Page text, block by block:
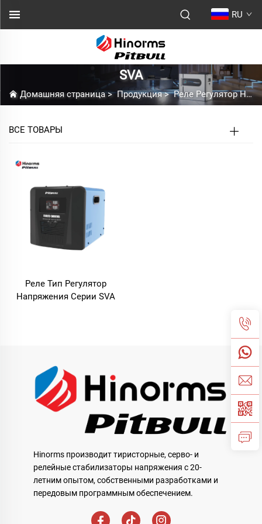
RU
SVA
Домашняя страница>Продукция>Реле Регулятор Напряжения
ВСЕ ТОВАРЫ
Реле Тип Регулятор
Напряжения Серии SVA
Hinorms производит тиристорные, серво- и
релейные стабилизаторы напряжения с 20-
летним опытом, собственными разработками и
передовым программным обеспечением.